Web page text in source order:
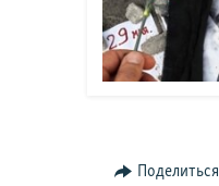
Поделиться